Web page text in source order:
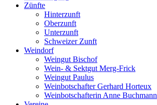
Zünfte
Hinterzunft
Oberzunft
Unterzunft
Schweizer Zunft
Weindorf
Weingut Bischof
Wein- & Sektgut Merg-Frick
Weingut Paulus
Weinbotschafter Gerhard Horteux
Weinbotschafterin Anne Buchmann